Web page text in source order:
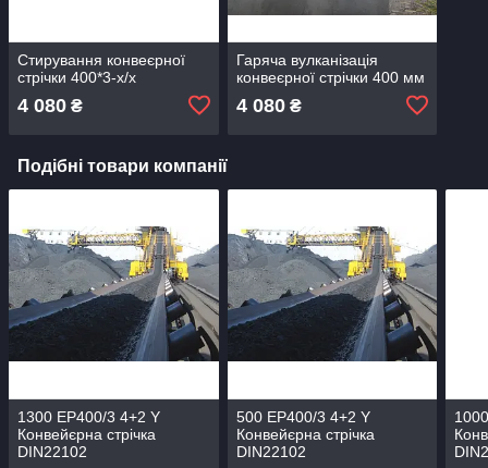
Стирування конвеєрної
стрічки 400*3-х/х
4 080 ₴
Гаряча вулканізація
конвеєрної стрічки 400 мм
4 080₴
Подібні товари компанії
1300 ЕР400/3 4+2 Y
Конвейєрна стрічка
DIN22102
500 ЕР400/3 4+2 Y
Конвейєрна стрічка
DIN22102